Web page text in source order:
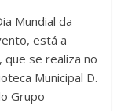
Mundial da
está a
que se realiza no
Municipal D.
Grupo